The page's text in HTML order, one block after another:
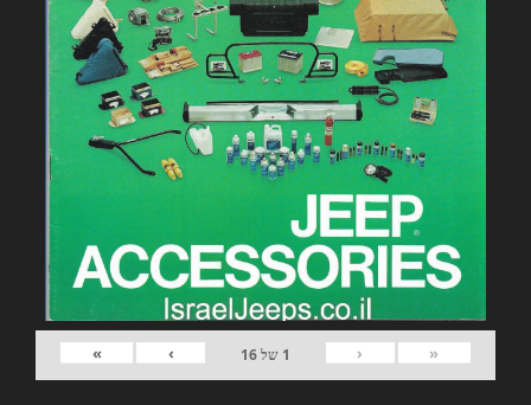
«
‹
1 של16
›
»